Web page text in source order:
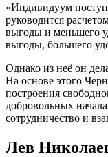
«Индивидуум
руководится
выгоды и меньшего
выгоды, большего
Однако из неё он
На основе этого
построения
добровольных
сотрудничество и
Лев